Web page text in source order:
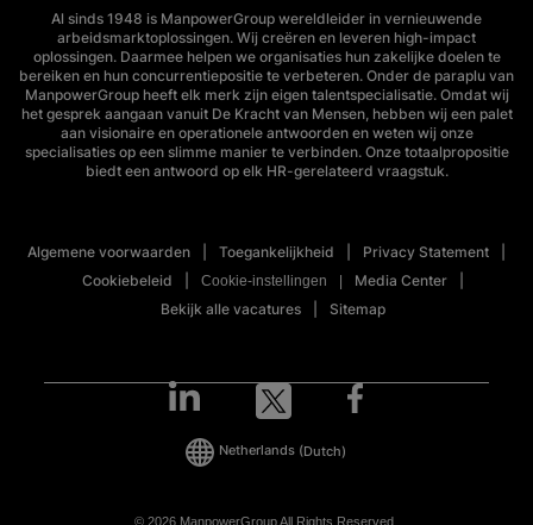
Al sinds 1948 is ManpowerGroup wereldleider in vernieuwende
arbeidsmarktoplossingen. Wij creëren en leveren high-impact
oplossingen. Daarmee helpen we organisaties hun zakelijke doelen te
bereiken en hun concurrentiepositie te verbeteren. Onder de paraplu van
ManpowerGroup heeft elk merk zijn eigen talentspecialisatie. Omdat wij
het gesprek aangaan vanuit De Kracht van Mensen, hebben wij een palet
aan visionaire en operationele antwoorden en weten wij onze
specialisaties op een slimme manier te verbinden. Onze totaalpropositie
biedt een antwoord op elk HR-gerelateerd vraagstuk.
Algemene voorwaarden Toegankelijkheid
Privacy Statement
Cookiebeleid
Cookie-instellingen
Media Center
Bekijk alle vacatures
Sitemap
© 2026 ManpowerGroup All Rights Reserved.
Netherlands (Dutch)